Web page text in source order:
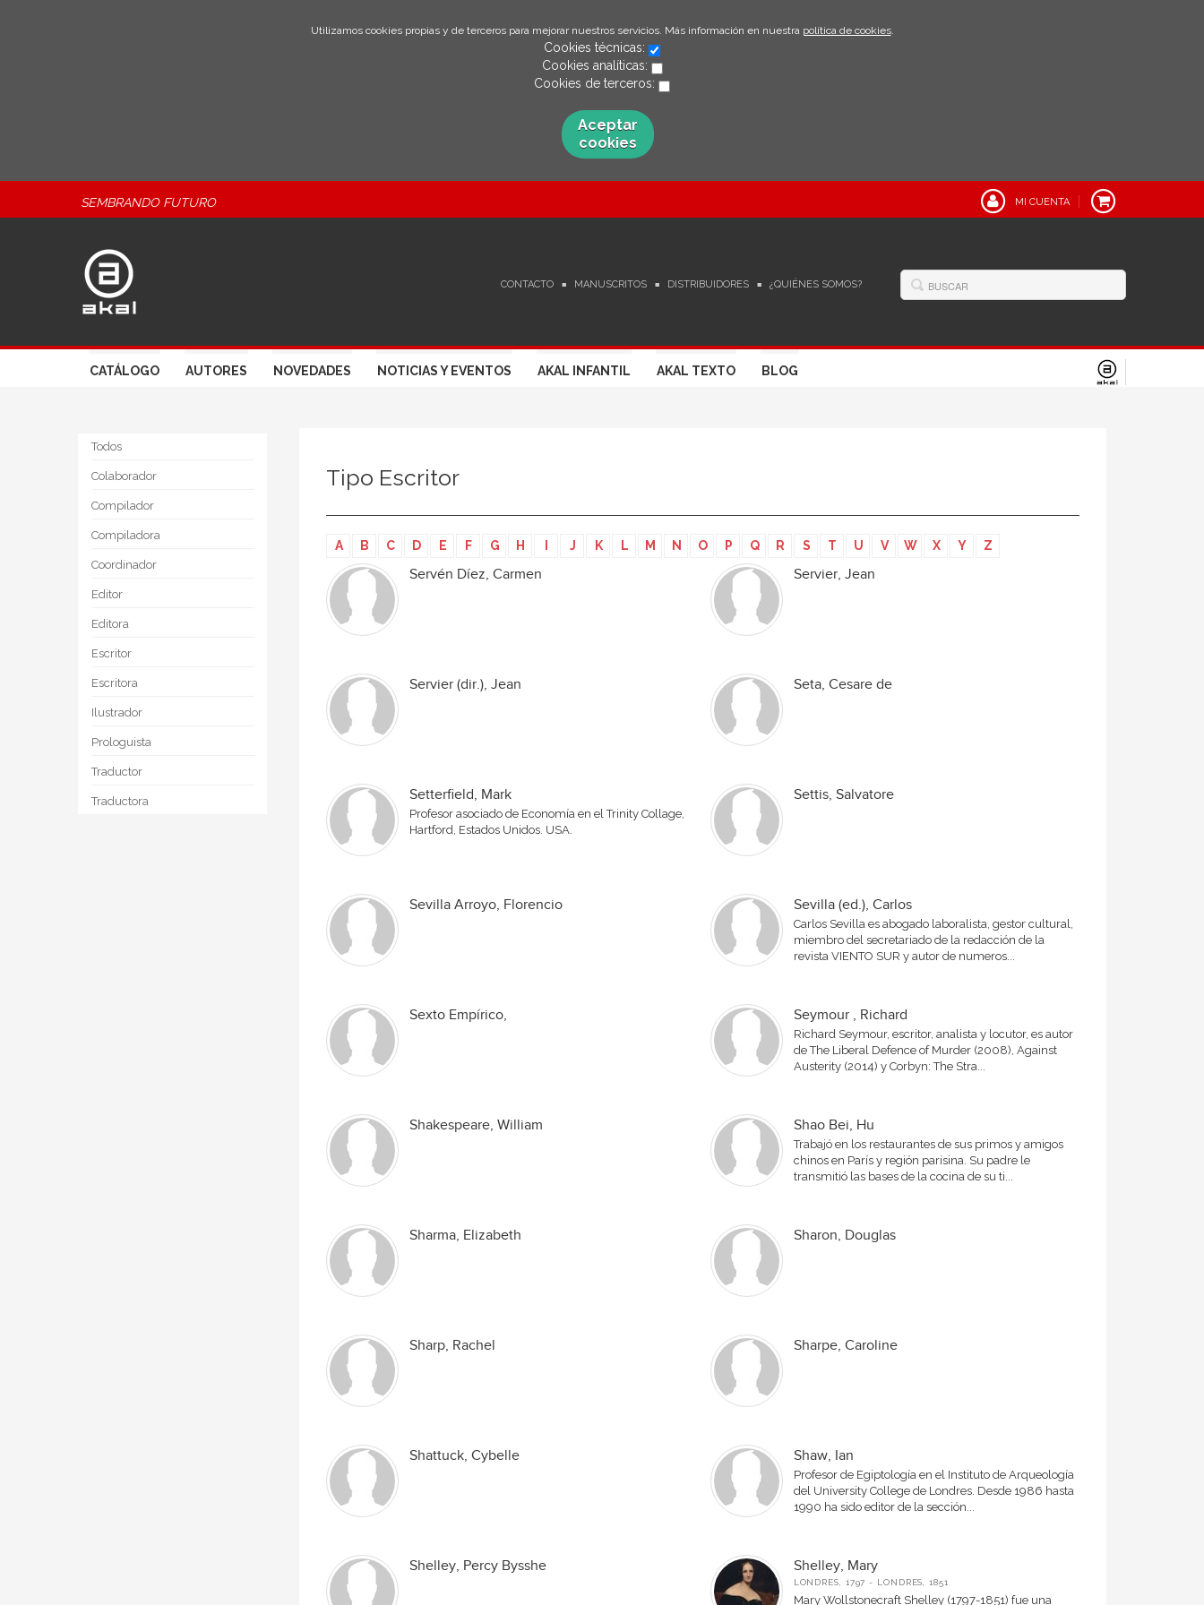
Utilizamos cookies propias y de terceros para mejorar nuestros servicios. Más información en nuestra política de cookies.
Cookies técnicas:
Cookies analíticas:
Cookies de terceros:
Aceptar
cookies
SEMBRANDO FUTURO MI CUENTA
CONTACTO MANUSCRITOS DISTRIBUIDORES ¿QUIÉNES SOMOS?
CATÁLOGO AUTORES NOVEDADES NOTICIAS Y EVENTOS AKAL INFANTIL AKAL TEXTO BLOG
Todos
Colaborador
Compilador
Compiladora
Coordinador
Editor
Editora
Escritor
Escritora
Ilustrador
Prologuista
Traductor
Traductora
Tipo Escritor
A B C D E F G H J K L M N O P Q R S T U V W X Y Z
Servén Díez, Carmen Servier, Jean
Servier (dir.), Jean Seta, Cesare de
Setterfield, Mark
Profesor asociado de Economía en el Trinity Collage,
Hartford, Estados Unidos. USA.
Settis, Salvatore
Sevilla Arroyo, Florencio Sevilla (ed.), Carlos
Carlos Sevilla es abogado laboralista, gestor cultural,
miembro del secretariado de la redacción de la
revista VIENTO SUR y autor de numeros...
Sexto Empírico, Seymour , Richard
Richard Seymour, escritor, analista y locutor, es autor
de The Liberal Defence of Murder (2008), Against
Austerity (2014) y Corbyn: The Stra...
Shakespeare, William Shao Bei, Hu
Trabajó en los restaurantes de sus primos y amigos
chinos en París y región parisina. Su padre le
transmitió las bases de la cocina de su ti...
Sharma, Elizabeth Sharon, Douglas
Sharp, Rachel Sharpe, Caroline
Shattuck, Cybelle Shaw, Ian
Profesor de Egiptología en el Instituto de Arqueología
del University College de Londres. Desde 1986 hasta
1990 ha sido editor de la sección...
Shelley, Percy Bysshe Shelley, Mary
LONDRES, 1797 - LONDRES, 1851
Mary Wollstonecraft Shelley (1797-1851) fue una